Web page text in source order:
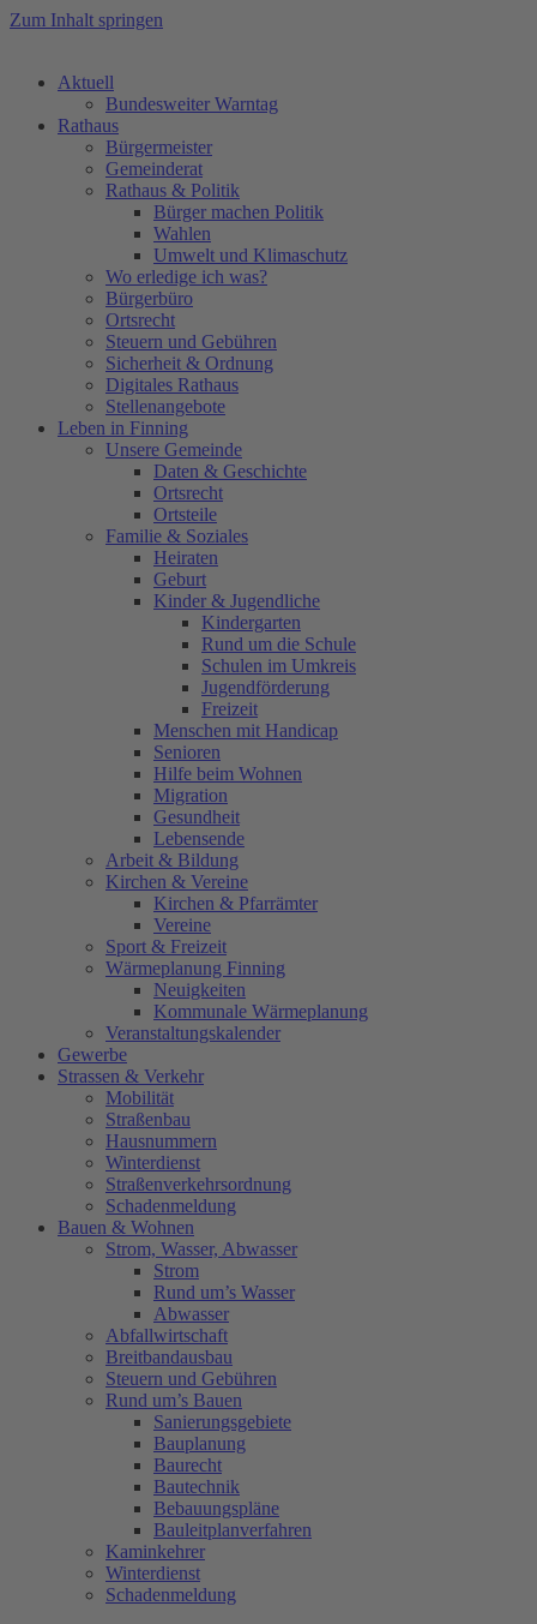
Zum Inhalt springen
Aktuell
Bundesweiter Warntag
Rathaus
Bürgermeister
Gemeinderat
Rathaus & Politik
Bürger machen Politik
Wahlen
Umwelt und Klimaschutz
Wo erledige ich was?
Bürgerbüro
Ortsrecht
Steuern und Gebühren
Sicherheit & Ordnung
Digitales Rathaus
Stellenangebote
Leben in Finning
Unsere Gemeinde
Daten & Geschichte
Ortsrecht
Ortsteile
Familie & Soziales
Heiraten
Geburt
Kinder & Jugendliche
Kindergarten
Rund um die Schule
Schulen im Umkreis
Jugendförderung
Freizeit
Menschen mit Handicap
Senioren
Hilfe beim Wohnen
Migration
Gesundheit
Lebensende
Arbeit & Bildung
Kirchen & Vereine
Kirchen & Pfarrämter
Vereine
Sport & Freizeit
Wärmeplanung Finning
Neuigkeiten
Kommunale Wärmeplanung
Veranstaltungskalender
Gewerbe
Strassen & Verkehr
Mobilität
Straßenbau
Hausnummern
Winterdienst
Straßenverkehrsordnung
Schadenmeldung
Bauen & Wohnen
Strom, Wasser, Abwasser
Strom
Rund um’s Wasser
Abwasser
Abfallwirtschaft
Breitbandausbau
Steuern und Gebühren
Rund um’s Bauen
Sanierungsgebiete
Bauplanung
Baurecht
Bautechnik
Bebauungspläne
Bauleitplanverfahren
Kaminkehrer
Winterdienst
Schadenmeldung